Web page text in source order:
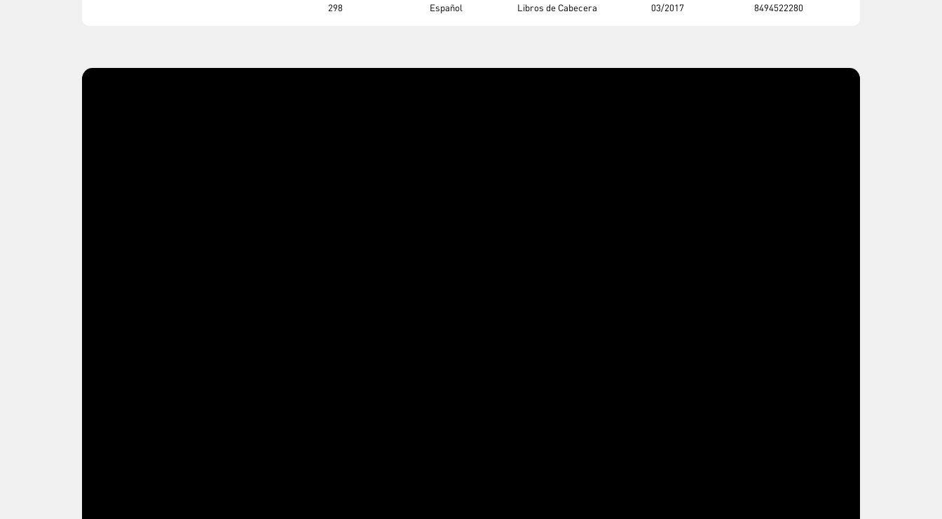
298 Español Libros de Cabecera 03/2017 8494522280